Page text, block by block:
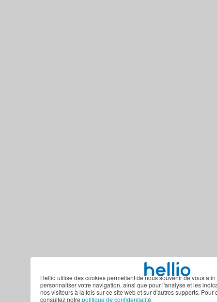
Hellio utilise des cookies permettant de nous souvenir de vous
personnaliser votre navigation, ainsi que pour l'analyse et les
nos visiteurs à la fois sur ce site web et sur d'autres supports. Pour
consultez notre politique de confidentialité.